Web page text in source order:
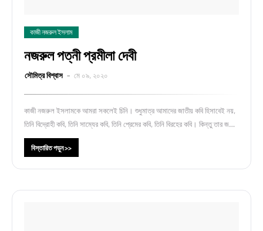
কাজী নজরুল ইসলাম
নজরুল পত্নী প্রমীলা দেবী
সৌমিত্র বিশ্বাস মে ০৯, ২০২০
কাজী নজরুল ইসলামকে আমরা সকলেই চিনি। শুধুমাত্র আমাদের জাতীয় কবি হিসাবেই নয়,
তিনি বিদ্রোহী কবি, তিনি সাম্যের কবি, তিনি প্রেমের কবি, তিনি বিরহের কবি। কিন্তু তার জ…
বিস্তারিত পড়ুন >>